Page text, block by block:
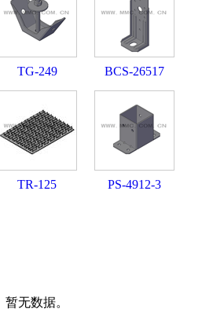
TG-249 BCS-26517
TR-125 PS-4912-3
暂无数据。